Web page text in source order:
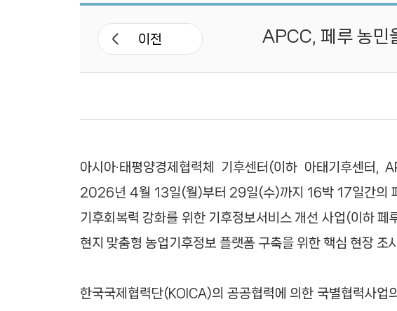
언론기고‧보도
글로벌 기후소식
이전 APCC, 페루 농민
아시아·태평양경제협력체 기후센터(이하 아태기후센
2026년 4월 13일(월)부터 29일(수)까지 16박 17일간의
기후회복력 강화를 위한 기후정보서비스 개선 사업(이하
현지 맞춤형 농업기후정보 플랫폼 구축을 위한 핵심 현장 조
한국국제협력단(KOICA)의 공공협력에 의한 국별협력사